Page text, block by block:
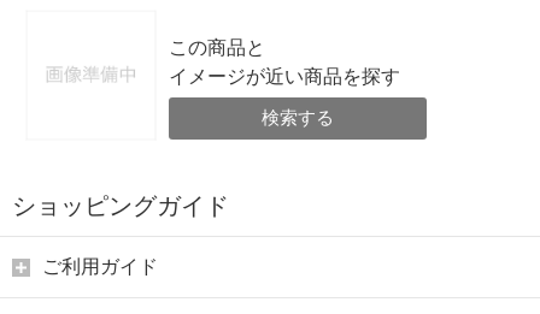
この商品と
イメージが近い商品を探す
検索する
ショッピングガイド
ご利用ガイド